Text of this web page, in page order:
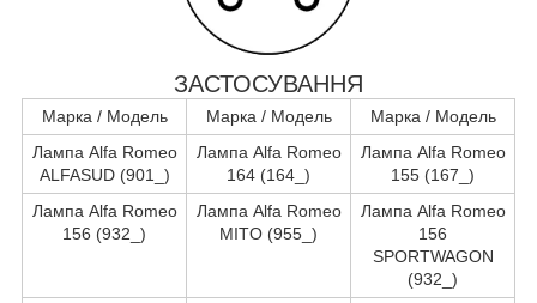
ЗАСТОСУВАННЯ
Марка / Модель Марка / Модель
Марка / Модель
Лампа Alfa Romeo
ALFASUD (901_)
Лампа Alfa Romeo
164 (164_)
Лампа Alfa Romeo
155 (167_)
Лампа Alfa Romeo
156 (932_)
Лампа Alfa Romeo
MITO (955_)
Лампа Alfa Romeo
156
SPORTWAGON
(932_)